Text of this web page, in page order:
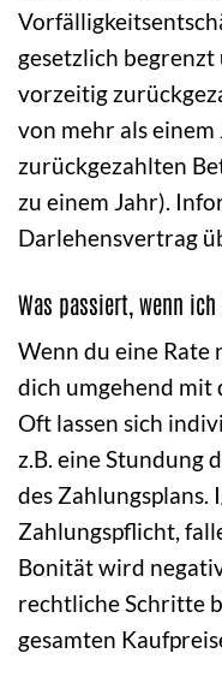
gesetzlich
vorzeitig
von mehr als
zurückgezahlten
zu einem Jahr).
Darlehensvertrag
Was passiert, wenn
Wenn du eine Rate
dich umgehend mit
Oft lassen sich
z.B. eine Stundung
des
Zahlungspflicht,
Bonität wird
rechtliche Schritte
gesamten